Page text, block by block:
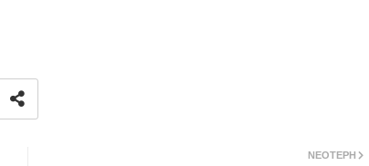
ΝΕΌΤΕΡΗ